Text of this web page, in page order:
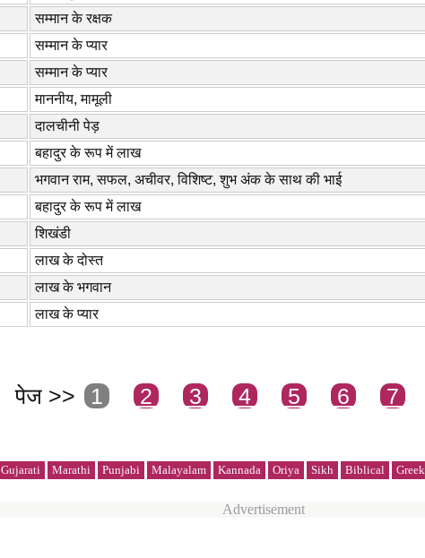
सम्मान के रक्षक
सम्मान के प्यार
सम्मान के प्यार
माननीय, मामूली
दालचीनी पेड़
बहादुर के रूप में लाख
भगवान राम, सफल, अचीवर, विशिष्ट, शुभ अंक के साथ की भाई
बहादुर के रूप में लाख
शिखंडी
लाख के दोस्त
लाख के भगवान
लाख के प्यार
पेज >> 1 2 3 4 5 6 7
Gujarati Marathi Punjabi Malayalam Kannada Oriya Sikh Biblical Greek
Advertisement